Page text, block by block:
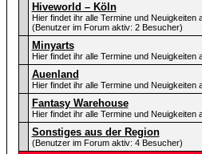
Hiveworld – Köln
Hier findet ihr alle Termine und Neuigkeiten
(Benutzer im Forum aktiv: 2 Besucher)
Minyarts
Hier findet ihr alle Termine und Neuigkeiten
Auenland
Hier findet ihr alle Termine und Neuigkeiten
Fantasy Warehouse
Hier findet ihr alle Termine und
Sonstiges aus der Region
(Benutzer im Forum aktiv: 4 Besucher)